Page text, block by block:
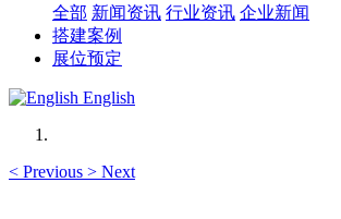
全部 新闻资讯 行业资讯 企业新闻
搭建案例
展位预定
English
< Previous > Next